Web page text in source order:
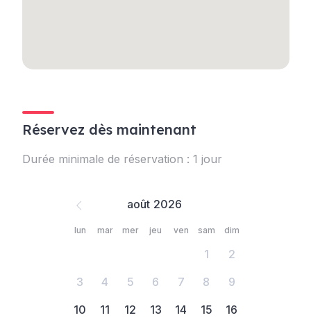
Réservez dès maintenant
Durée minimale de réservation : 1 jour
août
lun mar mer jeu ven sam dim
1
2
3
4 5 6 7 8
9
10
11 12 13 14 15
16